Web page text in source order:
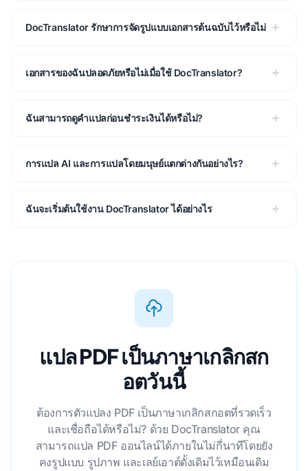
DocTranslator รักษาการจัดรูปแบบเอกสารต้นฉบับไว้หรือไม่
เอกสารของฉันปลอดภัยหรือไม่เมื่อใช้ DocTranslator?
ฉันสามารถดูคำแปลก่อนชำระเงินได้หรือไม่?
การแปล AI และการแปลโดยมนุษย์แตกต่างกันอย่างไร?
ฉันจะเริ่มต้นใช้งาน DocTranslator ได้อย่างไร
แปล PDF เป็นภาษาเกลิกสก
อตวันนี้
ต้องการตัวแปลง PDF เป็นภาษาเกลิกสกอตที่รวดเร็ว
และเชื่อถือได้หรือไม่? ด้วย DocTranslator คุณ
สามารถแปล PDF ออนไลน์ได้ภายในไม่กี่นาทีโดยยัง
คงรูปแบบ รูปภาพ และเลย์เอาต์ดั้งเดิมไว้เหมือนเดิม